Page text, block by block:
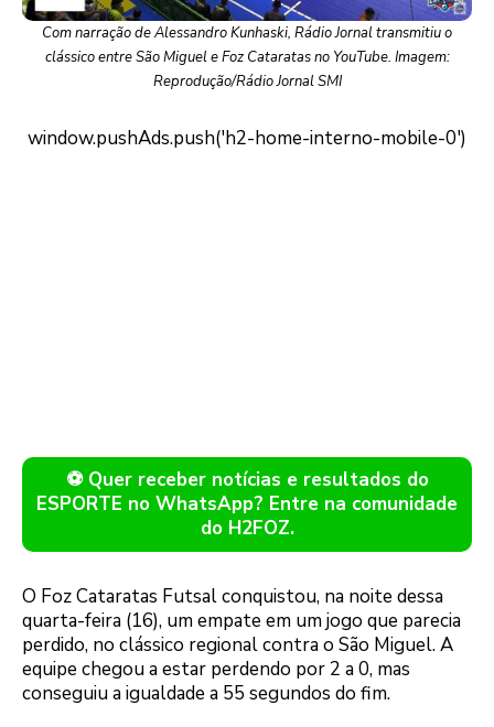
Com narração de Alessandro Kunhaski, Rádio Jornal transmitiu o
clássico entre São Miguel e Foz Cataratas no YouTube. Imagem:
Reprodução/Rádio Jornal SMI
⚽ Quer receber notícias e resultados do
ESPORTE no WhatsApp? Entre na comunidade
do H2FOZ.
O Foz Cataratas Futsal conquistou, na noite dessa
quarta-feira (16), um empate em um jogo que parecia
perdido, no clássico regional contra o São Miguel. A
equipe chegou a estar perdendo por 2 a 0, mas
conseguiu a igualdade a 55 segundos do fim.